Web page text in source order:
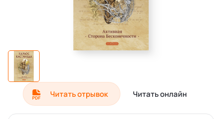
Читать отрывок Читать онлайн